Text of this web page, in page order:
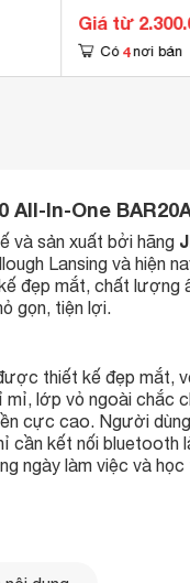
Giá từ
Có 4 nơi bán
In-One
và sản xuất bởi hãng
Lansing và hiện
đẹp mắt, chất lượng
gọn, tiện lợi.
thiết kế đẹp mắt,
lớp vỏ ngoài chắc
cực cao. Người
cần kết nối bluetooth
ngày làm việc và